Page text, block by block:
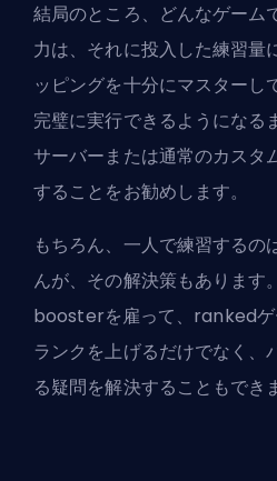
結局のところ、どんなゲーム
力は、それに投入した練習量
ッピングを十分にマスターし
完璧に実行できるようになる
サーバーまたは通常のカスタ
することをお勧めします。
もちろん、一人で練習するの
んが、その解決策もあります。
boosterを雇って、 ranked
ランクを上げるだけでなく、
る疑問を解決することもでき